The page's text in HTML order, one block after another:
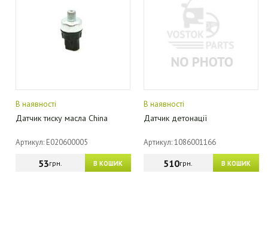
В наявності
Датчик тиску масла China
Артикул: E020600005
В КОШИК
53грн.
В наявності
Датчик детонації
Артикул: 1086001166
В КОШИК
510грн.